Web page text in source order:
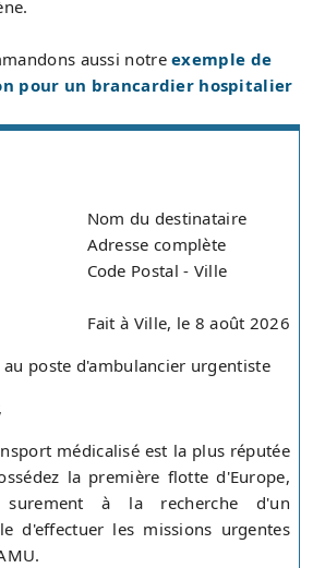
aussi notreexemple de
pour un brancardier hospitalier
Nom du destinataire
Adresse complète
Code Postal - Ville
Fait à Ville, le 8 août 2026
poste d'ambulancier urgentiste
médicalisé est la plus réputée
la première flotte d'Europe,
à la recherche d'un
d'effectuer les missions urgentes